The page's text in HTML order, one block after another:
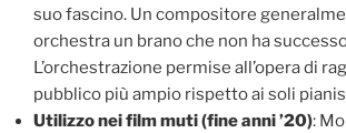
suo fascino. Un compositore
orchestra un brano che non ha
L’orchestrazione permise all’opera di
pubblico più ampio rispetto ai soli
Utilizzo nei film muti (fine anni ’20):